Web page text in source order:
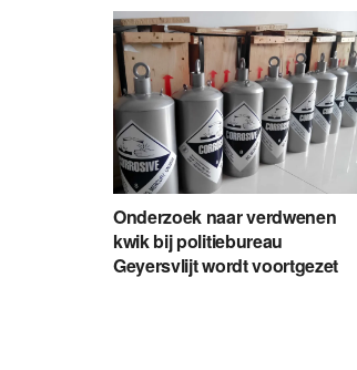
Onderzoek naar verdwenen
kwik bij politiebureau
Geyersvlijt wordt voortgezet